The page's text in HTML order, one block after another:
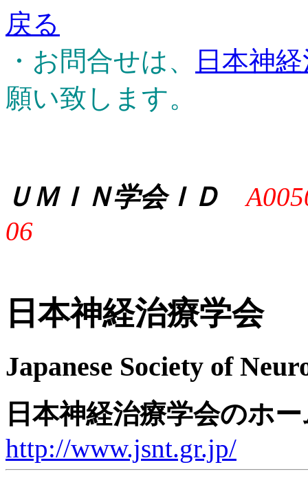
戻る
・お問合せは、
日本神
願い致します。
ＵＭＩＮ学会ＩＤ
06
日本神経治療学会
Japanese Society of
日本神経治療学会のホ
http://www.jsnt.gr.jp/